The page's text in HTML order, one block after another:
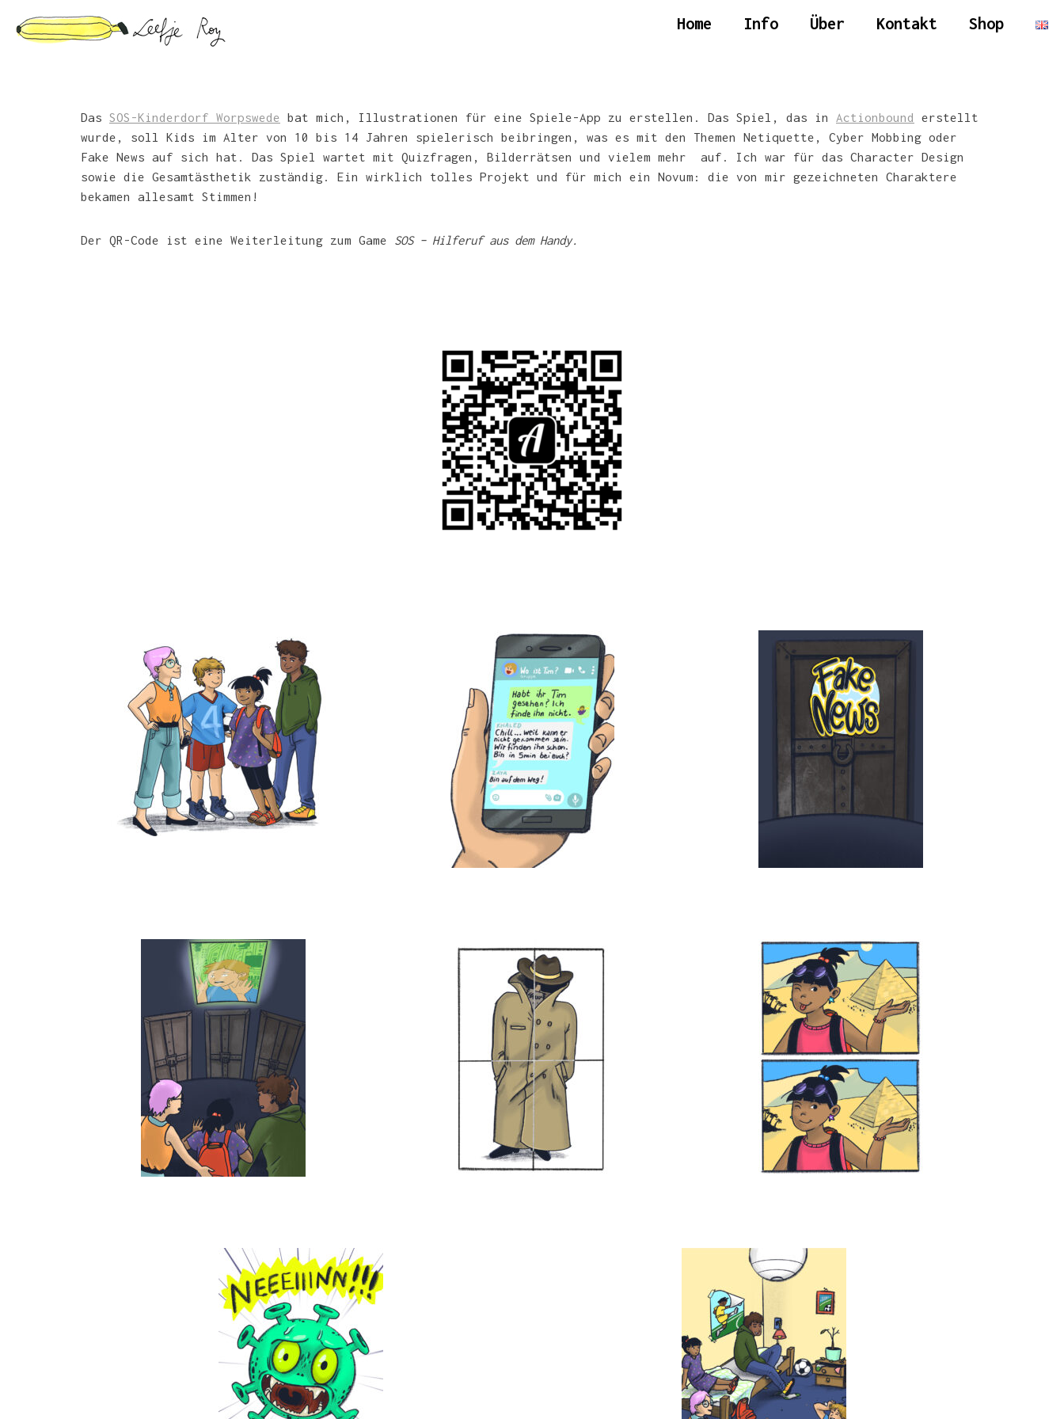
content
Home Info Über Kontakt Shop
Das SOS-Kinderdorf Worpswede bat mich, Illustrationen für eine Spiele-App zu erstellen. Das Spiel, das in Actionbound
erstellt
wurde, soll Kids im Alter von 10 bis 14 Jahren spielerisch beibringen, was es mit den Themen Netiquette, Cyber Mobbing oder
Fake News auf sich hat. Das Spiel wartet mit Quizfragen, Bilderrätsen und vielem mehr auf. Ich war für das Character Design
sowie die Gesamtästhetik zuständig. Ein wirklich tolles Projekt und für mich ein Novum: die von mir gezeichneten Charaktere
bekamen allesamt Stimmen!
Der QR-Code ist eine Weiterleitung zum Game SOS – Hilferuf aus dem Handy.